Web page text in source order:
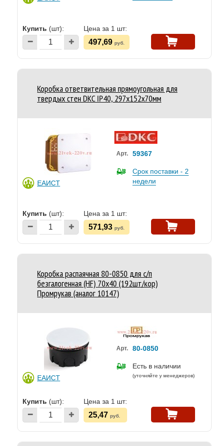
Купить (шт): Цена за 1 шт:
497,69 руб.
Коробка ответвительная прямоугольная для
твердых стен DKC IP40, 297х152х70мм
ЕАИСТ
Арт. 59367
Срок поставки - 2
недели
Купить (шт): Цена за 1 шт:
571,93 руб.
Коробка распаячная 80-0850 для с/п
безгалогенная (HF) 70х40 (192шт/кор)
Промрукав (аналог 10147)
ЕАИСТ
Арт. 80-0850
Есть в наличии
(уточняйте у менеджеров)
Купить (шт): Цена за 1 шт:
25,47 руб.